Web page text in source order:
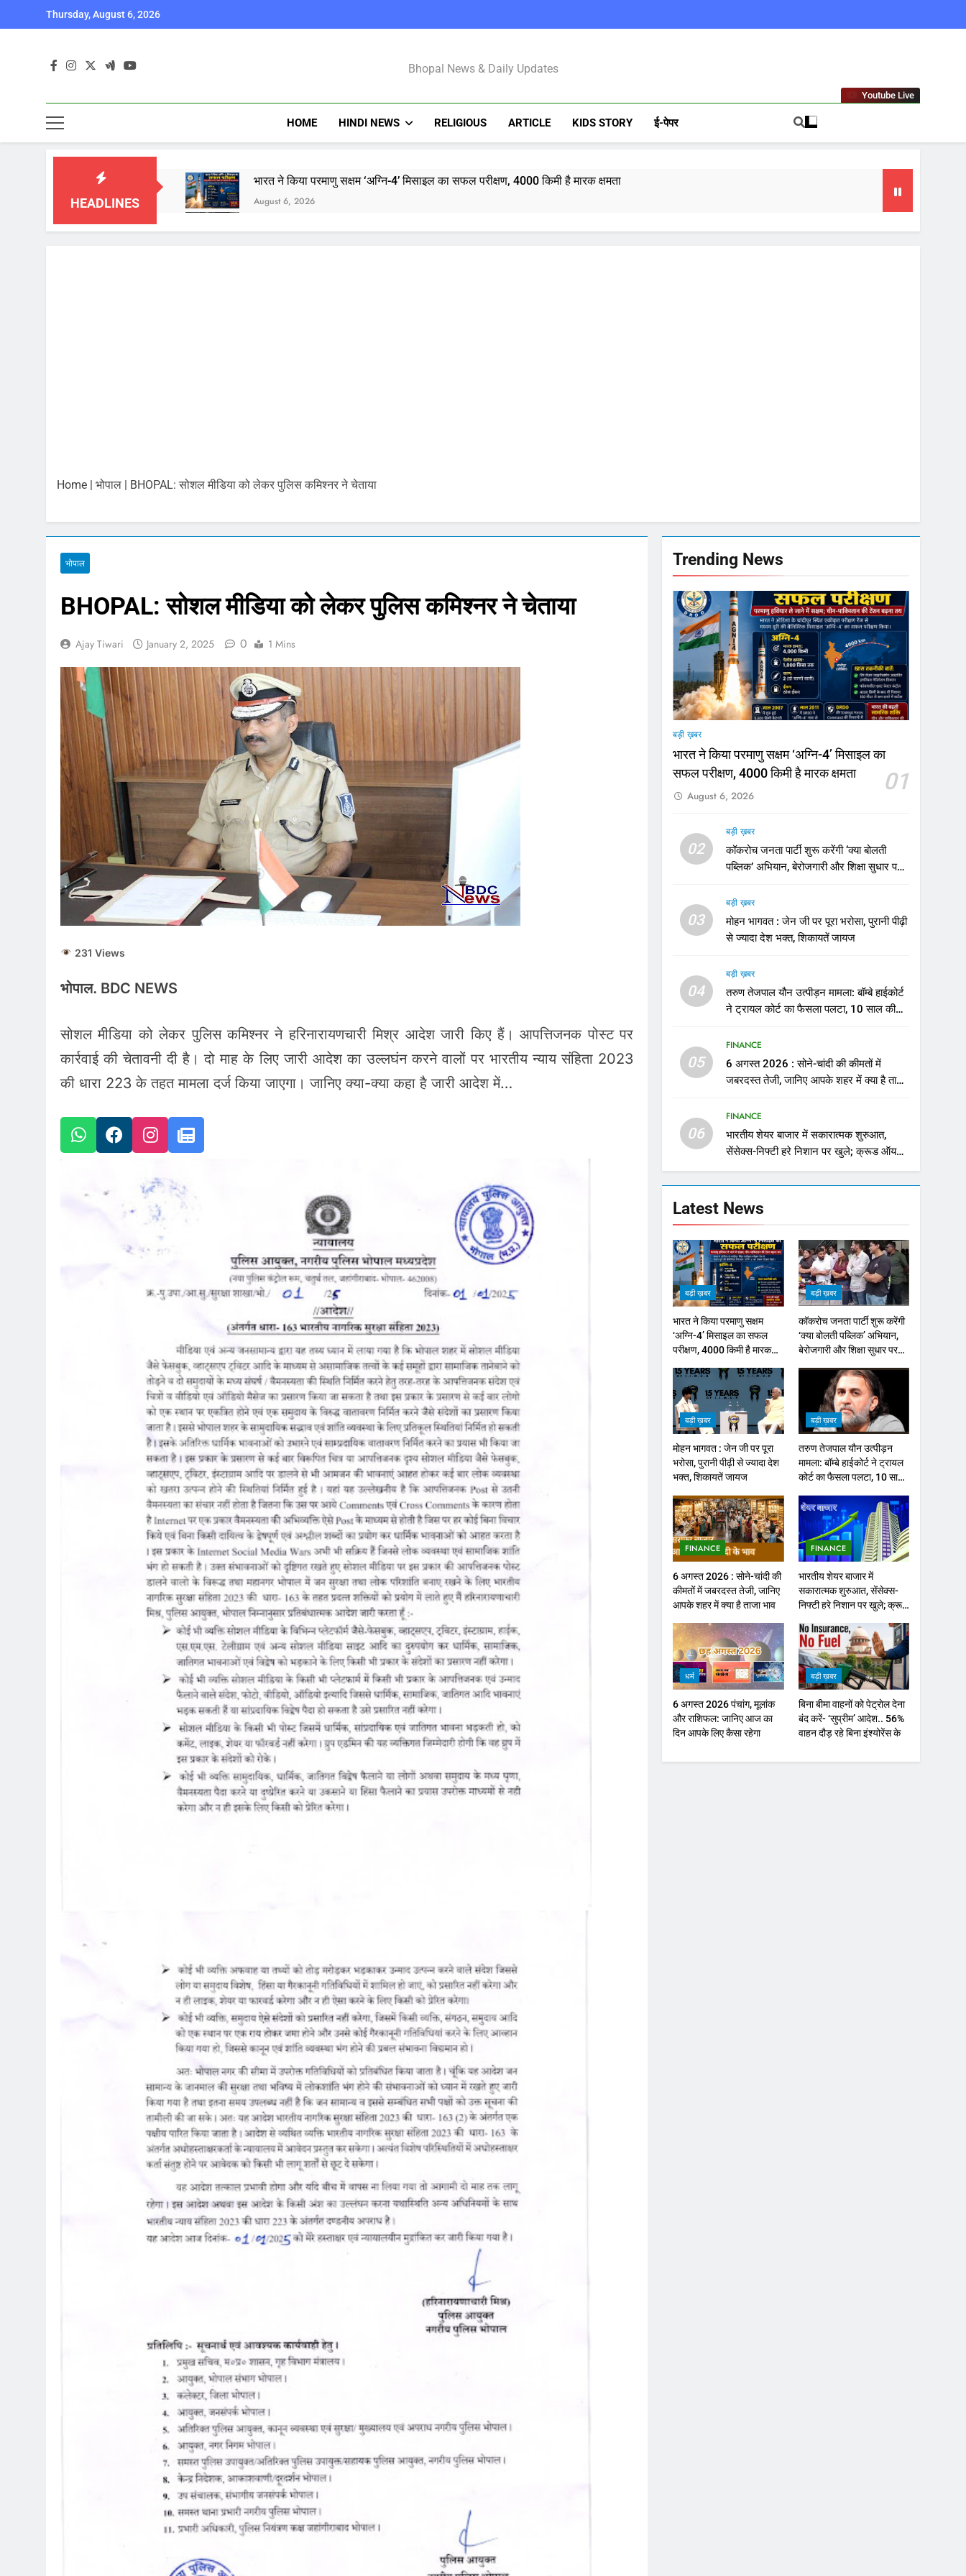
Thursday, August 6, 2026
Bhopal Latest News In Hindi
Bhopal News & Daily Updates
Youtube Live
HOME HINDI NEWS RELIGIOUS ARTICLE KIDS STORY ई-पेपर
HEADLINES
भारत ने किया परमाणु सक्षम ‘अग्नि-4’ मिसाइल का सफल परीक्षण, 4000 किमी है मारक क्षमता
August 6, 2026
August 5, 2026
Gold and Silver Price Today : सोने और चांदी के दामों में भारी उछाल, जानिए 5 अगस्त के ताजा भाव
Share Market Update Today: सेंसेक्स 500 अंक उछला, निफ्टी 24,600 के पार, रुपया भी मजबूत
Home | भोपाल | BHOPAL: सोशल मीडिया को लेकर पुलिस कमिश्नर ने चेताया
भोपाल
BHOPAL: सोशल मीडिया को लेकर पुलिस कमिश्नर ने चेताया
Ajay Tiwari January 2, 2025 0 1 Mins
231 Views
भोपाल. BDC NEWS
सोशल मीडिया को लेकर पुलिस कमिश्नर ने हरिनारायणचारी मिश्र आदेश जारी किए हैं। आपत्तिजनक पोस्ट पर
कार्रवाई की चेतावनी दी है। दो माह के लिए जारी आदेश का उल्लघंन करने वालों पर भारतीय न्याय संहिता 2023
की धारा 223 के तहत मामला दर्ज किया जाएगा। जानिए क्या-क्या कहा है जारी आदेश में…
Trending News
बड़ी ख़बर
भारत ने किया परमाणु सक्षम ‘अग्नि-4’ मिसाइल का
सफल परीक्षण, 4000 किमी है मारक क्षमता
01
August 6, 2026
02
बड़ी ख़बर
कॉकरोच जनता पार्टी शुरू करेंगी ‘क्या बोलती
पब्लिक’ अभियान, बेरोजगारी और शिक्षा सुधार पर
03
बड़ी ख़बर
मोहन भागवत : जेन जी पर पूरा भरोसा, पुरानी पीढ़ी
से ज्यादा देश भक्त, शिकायतें जायज
04
बड़ी ख़बर
तरुण तेजपाल यौन उत्पीड़न मामला: बॉम्बे हाईकोर्ट
ने ट्रायल कोर्ट का फैसला पलटा, 10 साल की
05
FINANCE
6 अगस्त 2026 : सोने-चांदी की कीमतों में
जबरदस्त तेजी, जानिए आपके शहर में क्या है ताजा
06
FINANCE
भारतीय शेयर बाजार में सकारात्मक शुरुआत,
सेंसेक्स-निफ्टी हरे निशान पर खुले; क्रूड ऑयल
में नरमी
Latest News
बड़ी ख़बर
भारत ने किया परमाणु सक्षम
‘अग्नि-4’ मिसाइल का सफल
परीक्षण, 4000 किमी है मारक
बड़ी ख़बर
कॉकरोच जनता पार्टी शुरू करेंगी
‘क्या बोलती पब्लिक’ अभियान,
बेरोजगारी और शिक्षा सुधार पर
बड़ी ख़बर
मोहन भागवत : जेन जी पर पूरा
भरोसा, पुरानी पीढ़ी से ज्यादा देश
भक्त, शिकायतें जायज
बड़ी ख़बर
तरुण तेजपाल यौन उत्पीड़न
मामला: बॉम्बे हाईकोर्ट ने ट्रायल
कोर्ट का फैसला पलटा, 10 साल
FINANCE
6 अगस्त 2026 : सोने-चांदी की
कीमतों में जबरदस्त तेजी, जानिए
आपके शहर में क्या है ताजा भाव
FINANCE
भारतीय शेयर बाजार में
सकारात्मक शुरुआत, सेंसेक्स-
निफ्टी हरे निशान पर खुले; क्रूड
धर्म
6 अगस्त 2026 पंचांग, मूलांक
और राशिफल: जानिए आज का
दिन आपके लिए कैसा रहेगा
बड़ी ख़बर
बिना बीमा वाहनों को पेट्राेल देना
बंद करें- ‘सुप्रीम’ आदेश.. 56%
वाहन दौड़ रहे बिना इंश्योरेंस के